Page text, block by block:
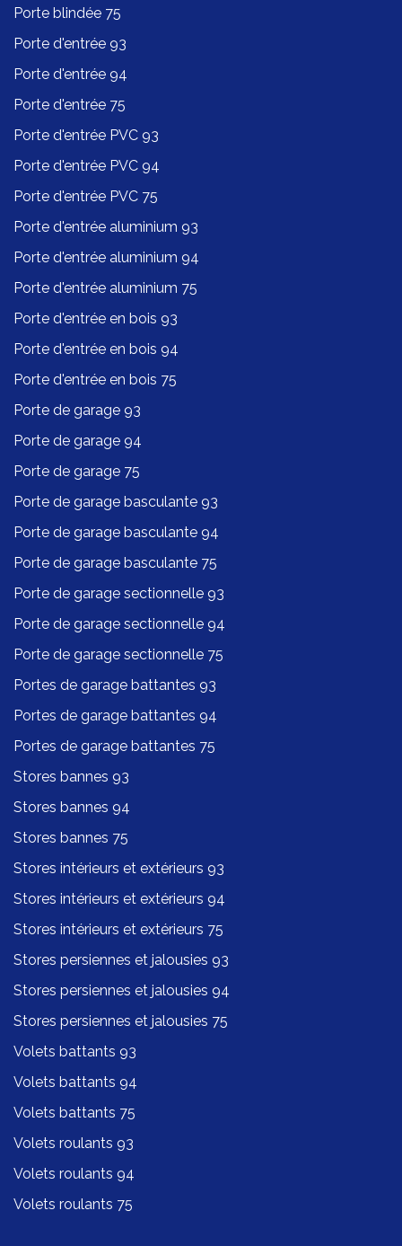
Porte blindée 75
Porte d'entrée 93
Porte d'entrée 94
Porte d'entrée 75
Porte d'entrée PVC 93
Porte d'entrée PVC 94
Porte d'entrée PVC 75
Porte d'entrée aluminium 93
Porte d'entrée aluminium 94
Porte d'entrée aluminium 75
Porte d'entrée en bois 93
Porte d'entrée en bois 94
Porte d'entrée en bois 75
Porte de garage 93
Porte de garage 94
Porte de garage 75
Porte de garage basculante 93
Porte de garage basculante 94
Porte de garage basculante 75
Porte de garage sectionnelle 93
Porte de garage sectionnelle 94
Porte de garage sectionnelle 75
Portes de garage battantes 93
Portes de garage battantes 94
Portes de garage battantes 75
Stores bannes 93
Stores bannes 94
Stores bannes 75
Stores intérieurs et extérieurs 93
Stores intérieurs et extérieurs 94
Stores intérieurs et extérieurs 75
Stores persiennes et jalousies 93
Stores persiennes et jalousies 94
Stores persiennes et jalousies 75
Volets battants 93
Volets battants 94
Volets battants 75
Volets roulants 93
Volets roulants 94
Volets roulants 75